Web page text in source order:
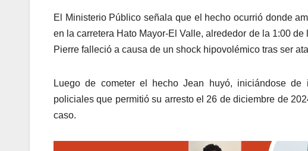
El Ministerio Público señala que el hecho ocurrió donde
en la carretera Hato Mayor-El Valle, alrededor de la 1:00
Pierre falleció a causa de un shock hipovolémico tras ser
Luego de cometer el hecho Jean huyó, iniciándose
policiales que permitió su arresto el 26 de diciembre de
caso.